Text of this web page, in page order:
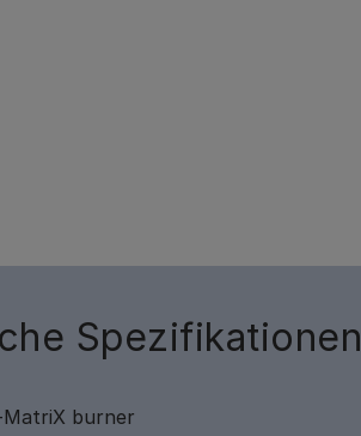
Spezifikationen
burner